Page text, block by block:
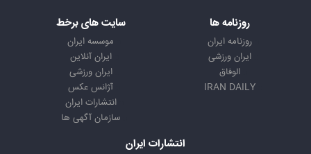
روزنامه ها
روزنامه ایران
ایران ورزشی
الوفاق
IRAN DAILY
سایت های برخط
موسسه ایران
ایران آنلاین
ایران ورزشی
آژانس عکس
انتشارات ایران
سازمان آگهی ها
انتشارات ایران